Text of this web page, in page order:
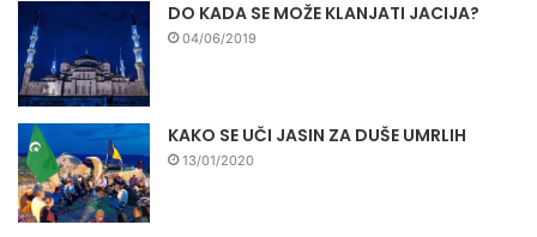
DO KADA SE MOŽE KLANJATI JACIJA?
04/06/2019
KAKO SE UČI JASIN ZA DUŠE UMRLIH
13/01/2020